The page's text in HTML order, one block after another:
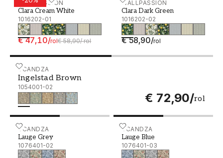
WALLPASSION
Clara Cream White
1016202-01
€ 47,10/rol€ 58,90/rol
Clara Cream White - 1016202-01WALLPASSION
Clara Dark Green
1016202-02
€ 58,90/rol
Clara Dark Green -
SCANDZA
Ingelstad Brown
1054001-02
€ 72,90/rol
Ingelstad Brown - 1054001-02
SCANDZA
Lauge Grey
1076401-02
Lauge Grey - 1076401-02 SCANDZA
Lauge Blue
1076401-03
Lauge Blue - 1076401-03